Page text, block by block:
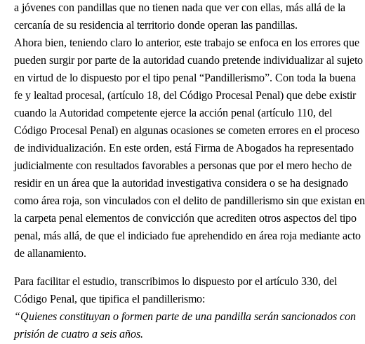
a jóvenes con pandillas que no tienen nada que ver con ellas, más allá de la
cercanía de su residencia al territorio donde operan las pandillas.
Ahora bien, teniendo claro lo anterior, este trabajo se enfoca en los errores que
pueden surgir por parte de la autoridad cuando pretende individualizar al sujeto
en virtud de lo dispuesto por el tipo penal “Pandillerismo”. Con toda la buena
fe y lealtad procesal, (artículo 18, del Código Procesal Penal) que debe existir
cuando la Autoridad competente ejerce la acción penal (artículo 110, del
Código Procesal Penal) en algunas ocasiones se cometen errores en el proceso
de individualización. En este orden, está Firma de Abogados ha representado
judicialmente con resultados favorables a personas que por el mero hecho de
residir en un área que la autoridad investigativa considera o se ha designado
como área roja, son vinculados con el delito de pandillerismo sin que existan en
la carpeta penal elementos de convicción que acrediten otros aspectos del tipo
penal, más allá, de que el indiciado fue aprehendido en área roja mediante acto
de allanamiento.
Para facilitar el estudio, transcribimos lo dispuesto por el artículo 330, del
Código Penal, que tipifica el pandillerismo:
“Quienes constituyan o formen parte de una pandilla serán sancionados con
prisión de cuatro a seis años.